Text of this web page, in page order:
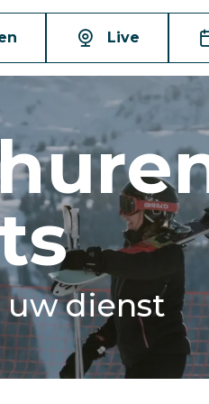
Live
dienst